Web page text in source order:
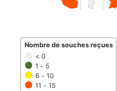
< 0
1 - 5
6 - 10
11 - 15
Nombre de souches reçues